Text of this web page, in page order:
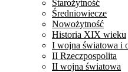
Starożytność
Średniowiecze
Nowożytność
Historia XIX wieku
I wojna światowa i
II Rzeczpospolita
II wojna światowa